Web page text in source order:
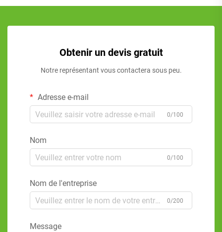
Obtenir un devis gratuit
Notre représentant vous contactera sous peu.
Adresse e-mail
0/100
Nom
0/100
Nom de l'entreprise
0/200
Message